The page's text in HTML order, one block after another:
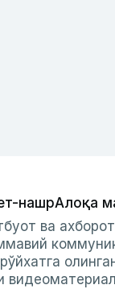
нашрАлоқа
ва